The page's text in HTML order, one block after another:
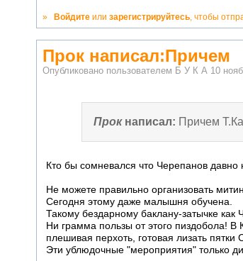
» Войдите или зарегистрируйтесь, чтобы
Прок написал:Причем
Опубликовано пользователем Б У К А 10
Прокнаписал: Причем
Кто бы сомневался что Черепанов давно
Не можете правильно организовать
Сегодня этому даже малышня обучена.
Такому бездарному баклану-затычке
Ни грамма пользы от этого пиздобола!
плешивая перхоть, готовая лизать
Эти ублюдочные "мероприятия" только